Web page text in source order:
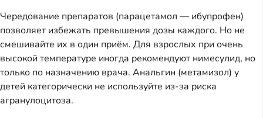
Чередование препаратов (парацетамол — ибупрофен)
позволяет избежать превышения дозы каждого. Но не
смешивайте их в один приём. Для взрослых при очень
высокой температуре иногда рекомендуют нимесулид, но
только по назначению врача. Анальгин (метамизол) у
детей категорически не используйте из-за риска
агранулоцитоза.